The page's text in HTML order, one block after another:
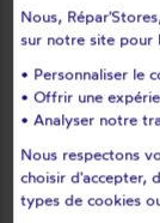
Mahalon
Milizac
Morlaix
Névez
Pencran
Nous,
sur notre site pour
• Personnaliser le
• Offrir une
• Analyser notre
Nous respectons
choisir d'accepter,
types de cookies